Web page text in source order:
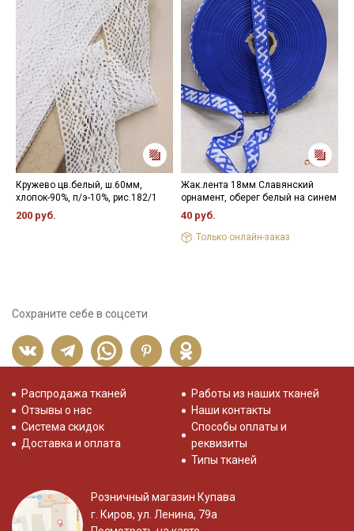
Кружево цв.белый, ш.60мм,
хлопок-90%, п/э-10%, рис.182/1
200 руб.
Жак.лента 18мм Славянский
орнамент, оберег белый на синем
40 руб.
Только онлайн-заказ
Сохраните себе в соцсети
Распродажа тканей
Отзывы о нас
Система скидок
Доставка и оплата
Работы из наших тканей
Наши контакты
Способы оплаты и
реквизиты
Типы тканей
Розничный магазин Купава
г. Киров, ул. Ленина, 79а